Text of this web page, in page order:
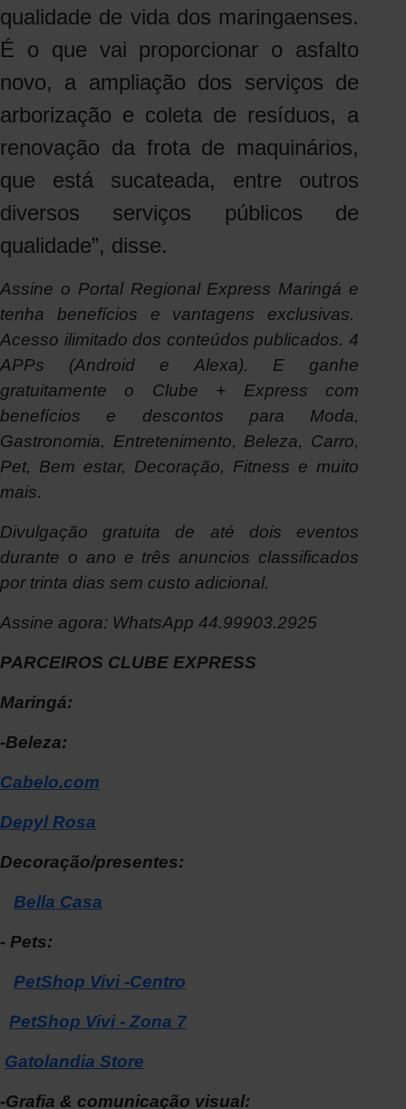
qualidade de vida dos maringaenses.
É o que vai proporcionar o asfalto
novo, a ampliação dos serviços de
arborização e coleta de resíduos, a
renovação da frota de maquinários,
que está sucateada, entre outros
diversos serviços públicos de
qualidade”, disse.
Assine o Portal Regional Express Maringá e
tenha benefícios e vantagens exclusivas.
Acesso ilimitado dos conteúdos publicados. 4
APPs (Android e Alexa). E ganhe
gratuitamente o Clube + Express com
benefícios e descontos para Moda,
Gastronomia, Entretenimento, Beleza, Carro,
Pet, Bem estar, Decoração, Fitness e muito
mais.
Divulgação gratuita de até dois eventos
durante o ano e três anuncios classificados
por trinta dias sem custo adicional.
Assine agora: WhatsApp 44.99903.2925
PARCEIROS CLUBE EXPRESS
Maringá:
-Beleza:
Cabelo.com
Depyl Rosa
Decoração/presentes:
Bella Casa
- Pets:
PetShop Vivi -Centro
PetShop Vivi - Zona 7
Gatolandia Store
-Grafia & comunicação visual: